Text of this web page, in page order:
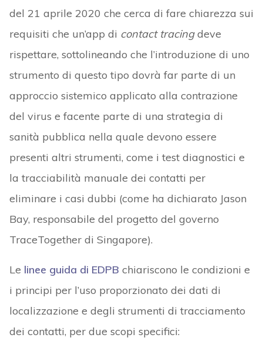
del 21 aprile 2020 che cerca di fare chiarezza sui
requisiti che un’app di contact tracingdeve
rispettare, sottolineando che l’introduzione di uno
strumento di questo tipo dovrà far parte di un
approccio sistemico applicato alla contrazione
del virus e facente parte di una strategia di
sanità pubblica nella quale devono essere
presenti altri strumenti, come i test diagnostici e
la tracciabilità manuale dei contatti per
eliminare i casi dubbi (come ha dichiarato Jason
Bay, responsabile del progetto del governo
TraceTogether di Singapore).
Le linee guida di EDPB chiariscono le condizioni e
i principi per l’uso proporzionato dei dati di
localizzazione e degli strumenti di tracciamento
dei contatti, per due scopi specifici: